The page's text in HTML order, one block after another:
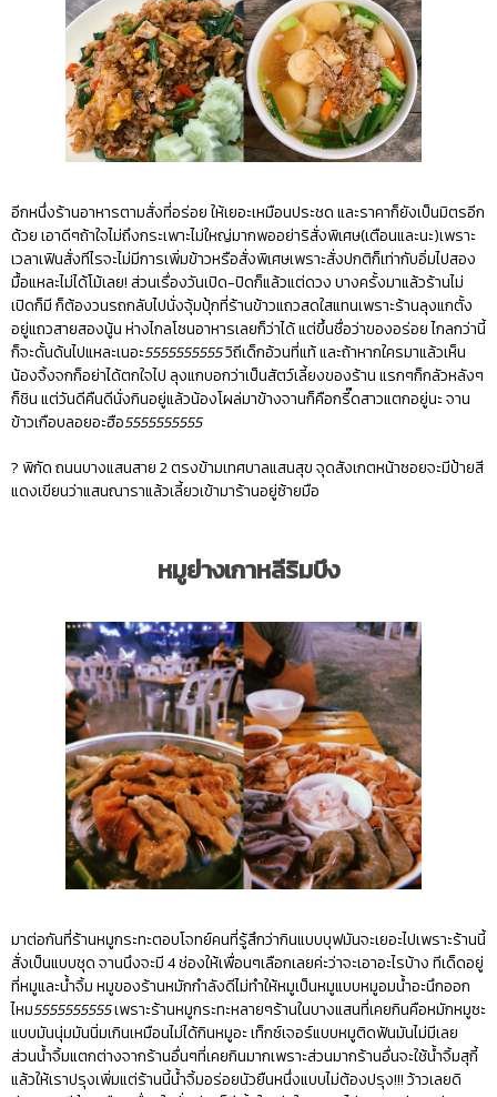
อีกหนึ่งร้านอาหารตามสั่งที่อร่อย ให้เยอะเหมือนประชด และราคาก็ยังเป็นมิตรอีก
ด้วย เอาดีๆถ้าใจไม่ถึงกระเพาะไม่ใหญ่มากพออย่าริสั่งพิเศษ(เตือนและนะ)เพราะ
เวลาเฟินสั่งทีไรจะไม่มีการเพิ่มข้าวหรือสั่งพิเศษเพราะสั่งปกติก็เท่ากับอิ่มไปสอง
มื้อแหละไม่ได้โม้เลย! ส่วนเรื่องวันเปิด-ปิดก็แล้วแต่ดวง บางครั้งมาแล้วร้านไม่
เปิดก็มี ก็ต้องวนรถกลับไปนั่งจุ้มปุ้กที่ร้านข้าวแถวสดใสแทนเพราะร้านลุงแกตั้ง
อยู่แถวสายสองนู้น ห่างไกลโซนอาหารเลยก็ว่าได้ แต่ขึ้นชื่อว่าของอร่อย ไกลกว่านี้
ก็จะดั้นด้นไปแหละเนอะ5555555555วิถีเด็กอ้วนที่แท้ และถ้าหากใครมาแล้วเห็น
น้องจิ้งจกก็อย่าได้ตกใจไป ลุงแกบอกว่าเป็นสัตว์เลี้ยงของร้าน แรกๆก็กลัวหลังๆ
ก็ชิน แต่วันดีคืนดีนั่งกินอยู่แล้วน้องโผล่มาข้างจานก็คือกรี๊ดสาวแตกอยู่นะ จาน
ข้าวเกือบลอยอะฮือ5555555555
? พิกัด ถนนบางแสนสาย 2 ตรงข้ามเทศบาลแสนสุข จุดสังเกตหน้าซอยจะมีป้ายสี
แดงเขียนว่าแสนณาราแล้วเลี้ยวเข้ามาร้านอยู่ซ้ายมือ
หมูย่างเกาหลีริมบึง
มาต่อกันที่ร้านหมูกระทะตอบโจทย์คนที่รู้สึกว่ากินแบบบุฟมันจะเยอะไปเพราะร้านนี้
สั่งเป็นแบบชุด จานนึงจะมี 4 ช่องให้เพื่อนๆเลือกเลยค่ะว่าจะเอาอะไรบ้าง ทีเด็ดอยู่
ที่หมูและน้ำจิ้ม หมูของร้านหมักกำลังดีไม่ทำให้หมูเป็นหมูแบบหมูอมน้ำอะนึกออก
ไหม5555555555เพราะร้านหมูกระทะหลายๆร้านในบางแสนที่เคยกินคือหมักหมูซะ
แบบมันนุ่มมันนิ่มเกินเหมือนไม่ได้กินหมูอะ เท็กซ์เจอร์แบบหมูติดฟันมันไม่มีเลย
ส่วนน้ำจิ้มแตกต่างจากร้านอื่นๆที่เคยกินมากเพราะส่วนมากร้านอื่นจะใช้น้ำจิ้มสุกี้
แล้วให้เราปรุงเพิ่มแต่ร้านนี้น้ำจิ้มอร่อยนัวยืนหนึ่งแบบไม่ต้องปรุง!!! ว้าวเลยดิ